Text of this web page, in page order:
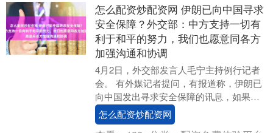
怎么配资炒配资网 伊朗已向中国寻求
安全保障？外交部：中方支持一切有
利于和平的努力，我们也愿意同各方
加强沟通和协调
4月2日，外交部发言人毛宁主持例行记者
会。 有外媒记者提问，有报道称，伊朗已
向中国发出寻求安全保障的讯息，如果这
些保障能够得到提供，或能达成停火协
议。伊朗是否已....
怎么配资炒配资网